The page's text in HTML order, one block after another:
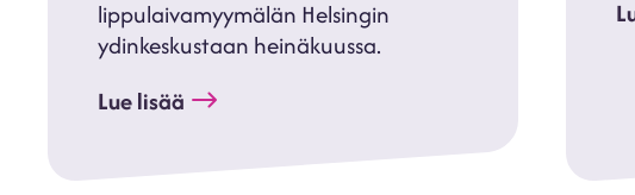
lippulaivamyymälän Helsingin
ydinkeskustaan heinäkuussa.
Lue lisää